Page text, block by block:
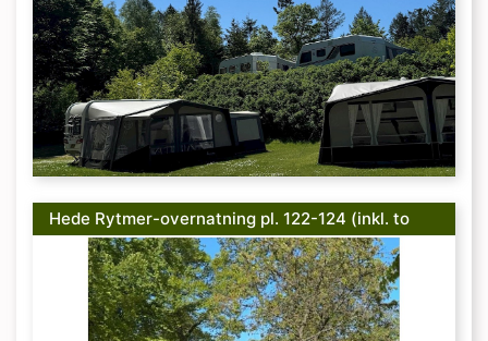
Hede Rytmer-overnatning pl. 122-124 (inkl. to
voksne og strøm)